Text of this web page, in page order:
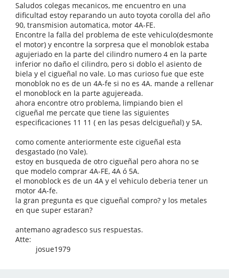
Saludos colegas mecanicos, me encuentro en una
dificultad estoy reparando un auto toyota corolla del año
90, transmision automatica, motor 4A-FE.
Encontre la falla del problema de este vehiculo(desmonte
el motor) y encontre la sorpresa que el monoblok estaba
agujeriado en la parte del cilindro numero 4 en la parte
inferior no daño el cilindro, pero si doblo el asiento de
biela y el cigueñal no vale. Lo mas curioso fue que este
monoblok no es de un 4A-fe si no es 4A. mande a rellenar
el monoblock en la parte agujereada.
ahora encontre otro problema, limpiando bien el
cigueñal me percate que tiene las siguientes
especificaciones 11 11 ( en las pesas delcigueñal) y 5A.
como comente anteriormente este cigueñal esta
desgastado (no Vale).
estoy en busqueda de otro cigueñal pero ahora no se
que modelo comprar 4A-FE, 4A ó 5A.
el monoblock es de un 4A y el vehiculo deberia tener un
motor 4A-fe.
la gran pregunta es que cigueñal compro? y los metales
en que super estaran?
antemano agradesco sus respuestas.
Atte:
josue1979